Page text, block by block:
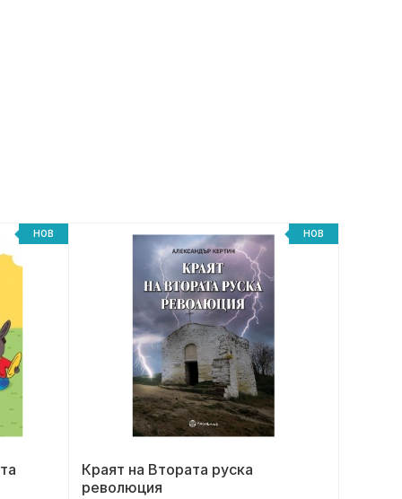
НОВ НОВ
Краят на Втората руска
революция